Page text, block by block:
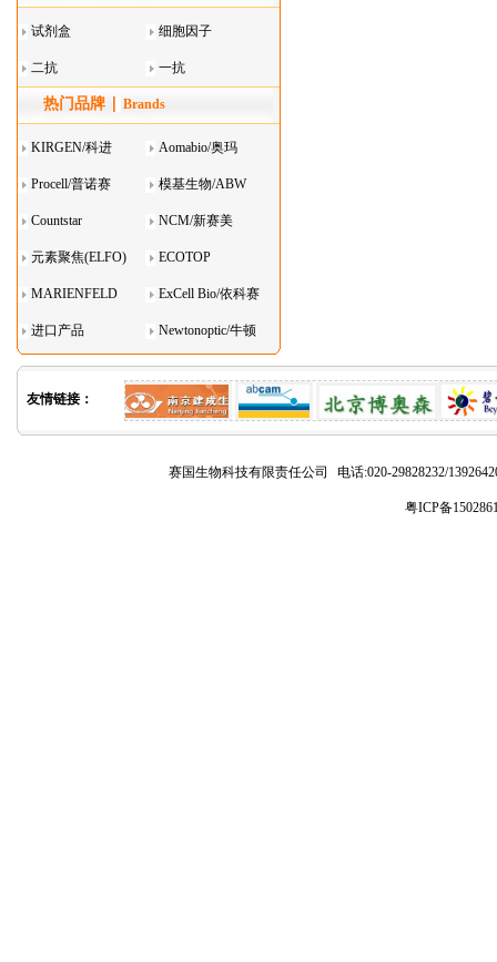
试剂盒 细胞因子
二抗 一抗
热门品牌 Brands
KIRGEN/科进 Aomabio/奥玛
Procell/普诺赛 模基生物/ABW
Countstar NCM/新赛美
元素聚焦(ELFO) ECOTOP
MARIENFELD ExCell Bio/依科赛
进口产品 Newtonoptic/牛顿
光学
友情链接：
赛国生物科技有限责任公司 电话:020-29828232/
粤ICP备